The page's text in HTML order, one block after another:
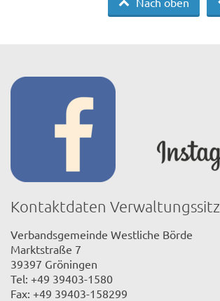
Kontaktdaten Verwaltungssitz
Verbandsgemeinde Westliche Börde
Marktstraße 7
39397 Gröningen
Tel: +49 39403-1580
Fax: +49 39403-158299